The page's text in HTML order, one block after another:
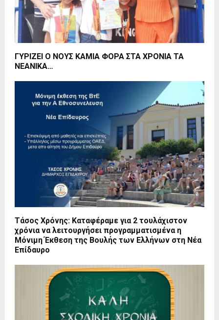
ΓΥΡΙΖΕΙ Ο ΝΟΥΣ ΚΑΜΙΑ ΦΟΡΑ ΣΤΑ ΧΡΟΝΙΑ ΤΑ
ΝΕΑΝΙΚΑ…
Τάσος Χρόνης: Καταφέραμε για 2 τουλάχιστον
χρόνια να λειτουργήσει προγραμματισμένα η
Μόνιμη Έκθεση της Βουλής των Ελλήνων στη Νέα
Επίδαυρο